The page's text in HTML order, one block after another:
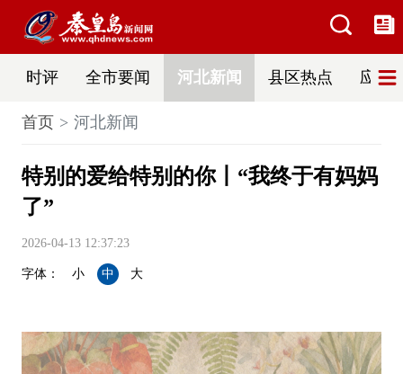
时评 全市要闻 河北新闻 县区热点 应急
首页 河北新闻
特别的爱给特别的你丨“我终于有妈妈
了”
2026-04-13 12:37:23
字体： 小 中 大